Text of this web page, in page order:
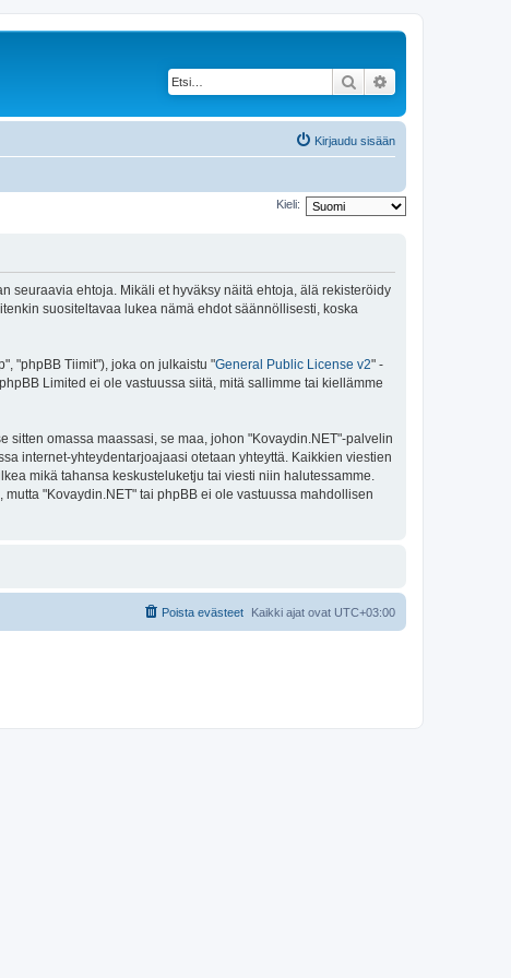
Etsi
Kirjaudu sisään
Kieli:
seuraavia ehtoja. Mikäli et hyväksy näitä ehtoja, älä rekisteröidy
suositeltavaa lukea nämä ehdot säännöllisesti, koska
"phpBB Tiimit"), joka on julkaistu "General Public License v2" -
Limited ei ole vastuussa siitä, mitä sallimme tai kiellämme
omassa maassasi, se maa, johon "Kovaydin.NET"-palvelin
internet-yhteydentarjoajaasi otetaan yhteyttä. Kaikkien viestien
mikä tahansa keskusteluketju tai viesti niin halutessamme.
"Kovaydin.NET" tai phpBB ei ole vastuussa mahdollisen
Kaikki ajat ovat UTC+03:00
Poista evästeet